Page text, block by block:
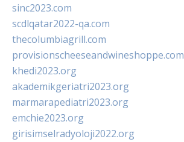
sinc2023.com
scdlqatar2022-qa.com
thecolumbiagrill.com
provisionscheeseandwineshoppe.com
khedi2023.org
akademikgeriatri2023.org
marmarapediatri2023.org
emchie2023.org
girisimselradyoloji2022.org